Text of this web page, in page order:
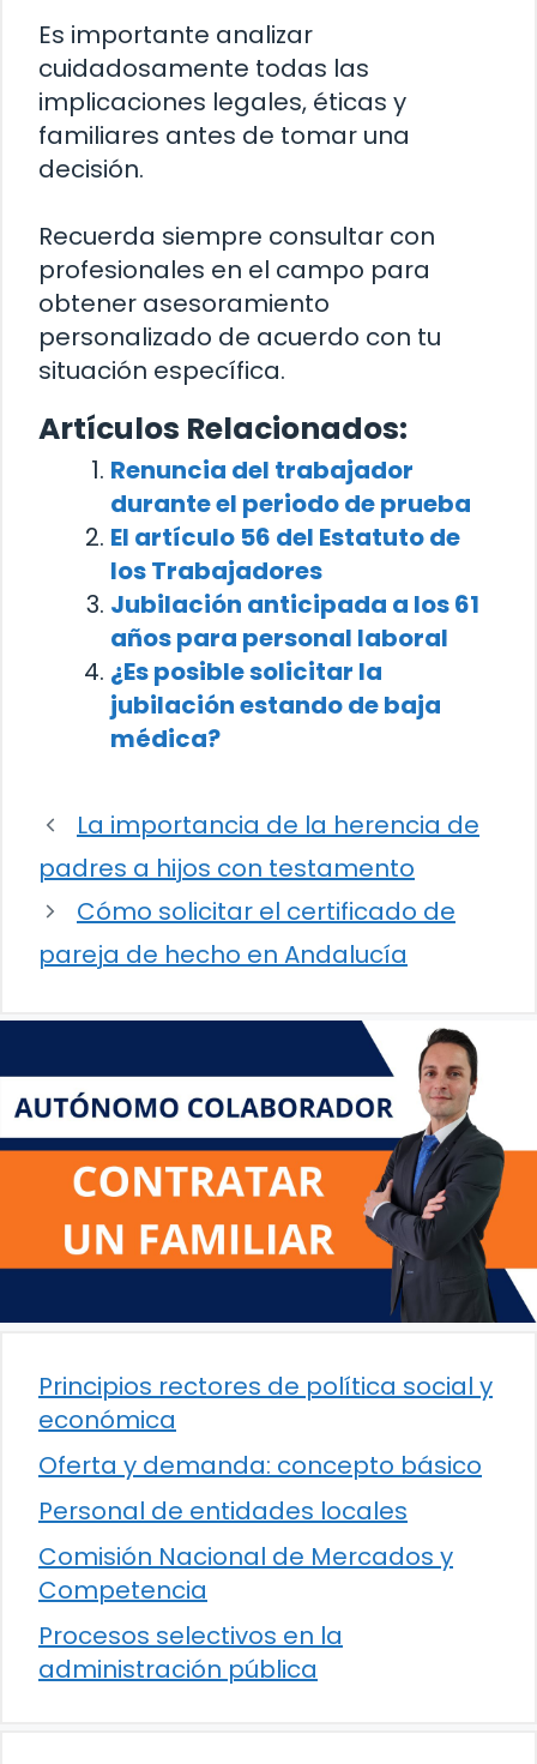
Es importante analizar
cuidadosamente todas las
implicaciones legales, éticas y
familiares antes de tomar una
decisión.
Recuerda siempre consultar con
profesionales en el campo para
obtener asesoramiento
personalizado de acuerdo con tu
situación específica.
Artículos Relacionados:
Renuncia del trabajador
durante el periodo de prueba
El artículo 56 del Estatuto de
los Trabajadores
Jubilación anticipada a los 61
años para personal laboral
¿Es posible solicitar la
jubilación estando de baja
médica?
La importancia de la herencia de
padres a hijos con testamento
Cómo solicitar el certificado de
pareja de hecho en Andalucía
Principios rectores de política social y
económica
Oferta y demanda: concepto básico
Personal de entidades locales
Comisión Nacional de Mercados y
Competencia
Procesos selectivos en la
administración pública